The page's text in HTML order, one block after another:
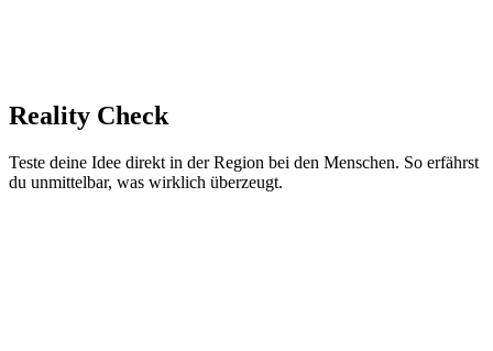
Reality Check
Teste deine Idee direkt in der Region bei den Menschen. So erfährst
du unmittelbar, was wirklich überzeugt.